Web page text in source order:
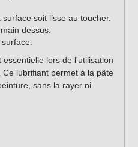
soit lisse au toucher.
dessus.
lors de l'utilisation
lubrifiant permet à la pâte
sans la rayer ni